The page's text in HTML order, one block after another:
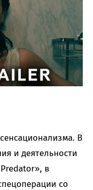
В
и деятельности
в
со